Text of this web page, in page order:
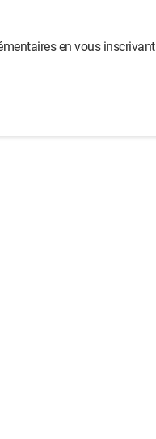
en vous inscrivant